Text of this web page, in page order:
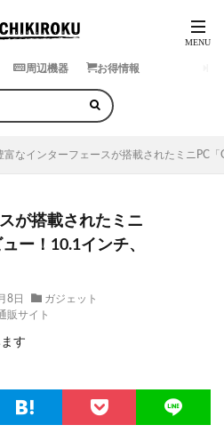
周辺機器 お得情報
富なインターフェースが搭載されたミニPC
が搭載されたミニ
ー！10.1インチ、
8日
ガジェット
販サイト
す